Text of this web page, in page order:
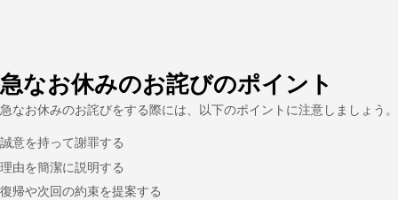
急なお休みのお詫びのポイント
急なお休みのお詫びをする際には、以下のポイントに注意しましょう。
誠意を持って謝罪する
理由を簡潔に説明する
復帰や次回の約束を提案する